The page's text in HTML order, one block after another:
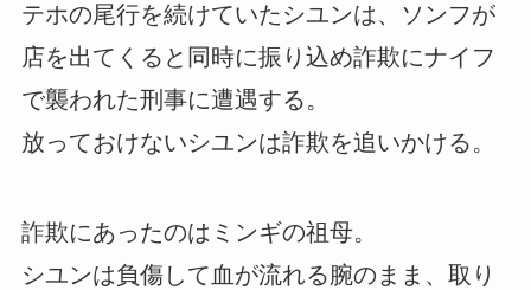
テホの尾行を続けていたシユンは、ソンフが
店を出てくると同時に振り込め詐欺にナイフ
で襲われた刑事に遭遇する。
放っておけないシユンは詐欺を追いかける。
詐欺にあったのはミンギの祖母。
シユンは負傷して血が流れる腕のまま、取り